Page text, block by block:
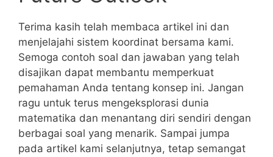
Terima ⁤kasih telah membaca artikel ini dan
menjelajahi sistem koordinat​ bersama kami.
Semoga contoh ‍soal dan jawaban yang‌ telah
disajikan dapat membantu memperkuat
⁢pemahaman Anda tentang​ konsep ini. Jangan⁢
ragu⁣ untuk​ terus mengeksplorasi‍ dunia ​
matematika dan ⁢menantang‌ diri sendiri ‌dengan
berbagai soal yang ‌menarik. Sampai jumpa⁣
pada artikel kami selanjutnya, tetap semangat‍